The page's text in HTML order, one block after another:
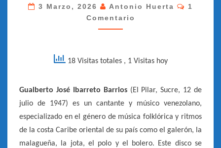
–
3 Marzo, 2026 Antonio Huerta
1
Comentario
18 Visitas totales , 1 Visitas hoy
Gualberto José Ibarreto Barrios(El Pilar, Sucre, 12 de
julio de 1947) es un cantante y músico venezolano,
especializado en el género de música folklórica y ritmos
de la costa Caribe oriental de su país como el galerón, la
malagueña, la jota, el polo y el bolero. Este disco se